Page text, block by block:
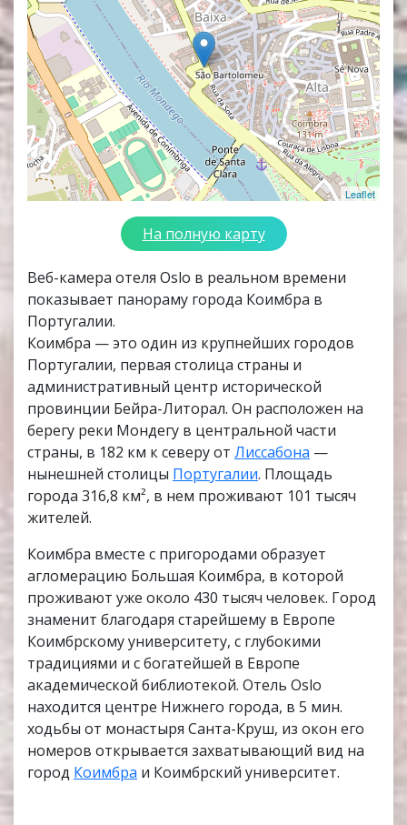
Leaflet
На полную карту
Веб-камера отеля Oslo в реальном времени
показывает панораму города Коимбра в
Португалии.
Коимбра — это один из крупнейших городов
Португалии, первая столица страны и
административный центр исторической
провинции Бейра-Литорал. Он расположен на
берегу реки Мондегу в центральной части
страны, в 182 км к северу от Лиссабона —
нынешней столицы Португалии. Площадь
города 316,8 км², в нем проживают 101 тысяч
жителей.
Коимбра вместе с пригородами образует
агломерацию Большая Коимбра, в которой
проживают уже около 430 тысяч человек. Город
знаменит благодаря старейшему в Европе
Коимбрскому университету, с глубокими
традициями и с богатейшей в Европе
академической библиотекой. Отель Oslo
находится центре Нижнего города, в 5 мин.
ходьбы от монастыря Санта-Круш, из окон его
номеров открывается захватывающий вид на
город Коимбра и Коимбрский университет.